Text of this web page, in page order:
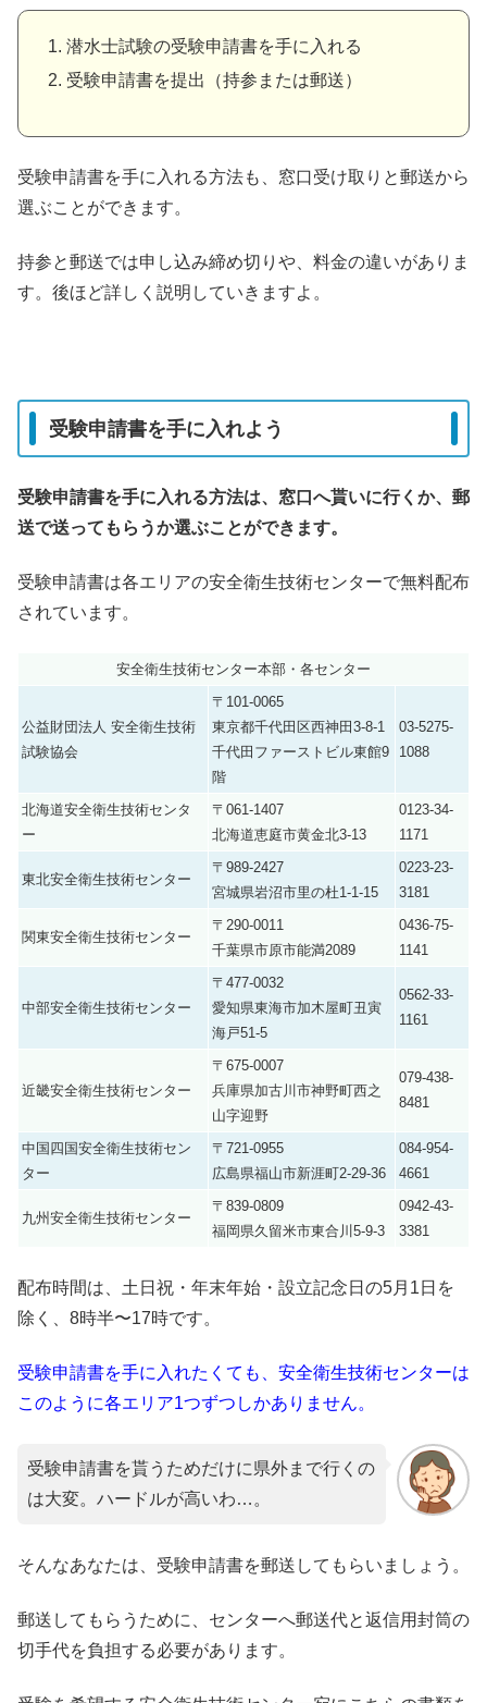
潜水士試験の受験申請書を手に入れる
受験申請書を提出（持参または郵送）
受験申請書を手に入れる方法も、窓口受け取りと郵送から
選ぶことができます。
持参と郵送では申し込み締め切りや、料金の違いがありま
す。後ほど詳しく説明していきますよ。
受験申請書を手に入れよう
受験申請書を手に入れる方法は、窓口へ貰いに行くか、郵
送で送ってもらうか選ぶことができます。
受験申請書は各エリアの安全衛生技術センターで無料配布
されています。
安全衛生技術センター本部・各センター
公益財団法人 安全衛生技術
試験協会
〒101-0065
東京都千代田区西神田3-8-1
千代田ファーストビル東館9
階
03-5275-
1088
北海道安全衛生技術センタ
ー
〒061-1407
北海道恵庭市黄金北3-13
0123-34-
1171
東北安全衛生技術センター
〒989-2427
宮城県岩沼市里の杜1-1-15
0223-23-
3181
関東安全衛生技術センター
〒290-0011
千葉県市原市能満2089
0436-75-
1141
中部安全衛生技術センター
〒477-0032
愛知県東海市加木屋町丑寅
海戸51-5
0562-33-
1161
近畿安全衛生技術センター
〒675-0007
兵庫県加古川市神野町西之
山字迎野
079-438-
8481
中国四国安全衛生技術セン
ター
〒721-0955
広島県福山市新涯町2-29-36
084-954-
4661
九州安全衛生技術センター
〒839-0809
福岡県久留米市東合川5-9-3
0942-43-
3381
配布時間は、土日祝・年末年始・設立記念日の5月1日を
除く、8時半〜17時です。
受験申請書を手に入れたくても、安全衛生技術センターは
このように各エリア1つずつしかありません。
受験申請書を貰うためだけに県外まで行くの
は大変。ハードルが高いわ…。
そんなあなたは、受験申請書を郵送してもらいましょう。
郵送してもらうために、センターへ郵送代と返信用封筒の
切手代を負担する必要があります。